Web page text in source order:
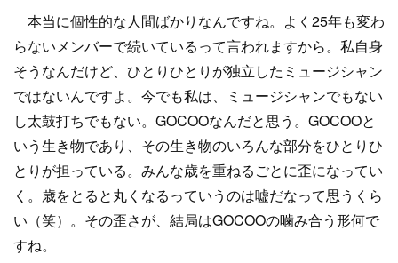
本当に個性的な人間ばかりなんですね。よく25年も変わ
らないメンバーで続いているって言われますから。私自身
そうなんだけど、ひとりひとりが独立したミュージシャン
ではないんですよ。今でも私は、ミュージシャンでもない
し太鼓打ちでもない。GOCOOなんだと思う。GOCOOと
いう生き物であり、その生き物のいろんな部分をひとりひ
とりが担っている。みんな歳を重ねるごとに歪になってい
く。歳をとると丸くなるっていうのは嘘だなって思うくら
い（笑）。その歪さが、結局はGOCOOの噛み合う形何で
すね。